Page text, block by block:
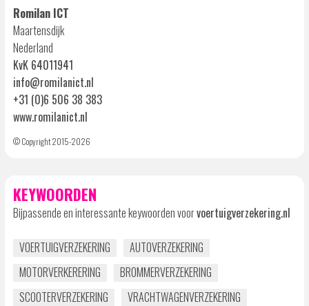
Romilan ICT
Maartensdijk
Nederland
KvK 64011941
info@romilanict.nl
+31 (0)6 506 38 383
www.romilanict.nl
© Copyright 2015-2026
KEYWOORDEN
Bijpassende en interessante keywoorden voorvoertuigverzekering.nl
VOERTUIGVERZEKERING
AUTOVERZEKERING
MOTORVERKERERING
BROMMERVERZEKERING
SCOOTERVERZEKERING
VRACHTWAGENVERZEKERING